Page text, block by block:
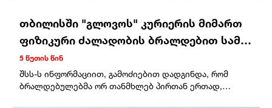
თბილისში "გლოვოს" კურიერის მიმართ
ფიზიკური ძალადობის ბრალდებით სამი
პირი, მათ შორის ორი არასრულწლოვანი
დააკავეს
5 წუთის წინ
შსს-ს ინფორმაციით, გამოძიებით დადგინდა, რომ
ბრალდებულებმა ორ თანმხლებ პირთან ერთად,